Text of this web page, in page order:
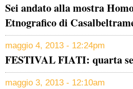
Sei andato alla mostra
Etnografico di
maggio 4, 2013 - 12:24pm
FESTIVAL FIATI: quarta
maggio 3, 2013 - 12:10am